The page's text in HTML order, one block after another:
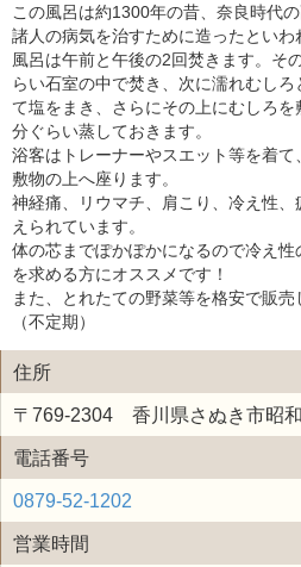
この風呂は約1300年の昔、奈良時代
諸人の病気を治すために造ったといわ
風呂は午前と午後の2回焚きます。そ
らい石室の中で焚き、次に濡れむし
て塩をまき、さらにその上にむしろ
分ぐらい蒸しておきます。
浴客はトレーナーやスエット等を着て
敷物の上へ座ります。
神経痛、リウマチ、肩こり、冷え性
えられています。
体の芯までぽかぽかになるので冷え
を求める方にオススメです！
また、とれたての野菜等を格安で販売
（不定期）
住所
〒769-2304 香川県さぬき市昭
電話番号
0879-52-1202
営業時間